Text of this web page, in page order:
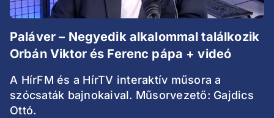
Paláver – Negyedik alkalommal találkozik
Orbán Viktor és Ferenc pápa + videó
A HírFM és a HírTV interaktív műsora a
szócsaták bajnokaival. Műsorvezető: Gajdics
Ottó.